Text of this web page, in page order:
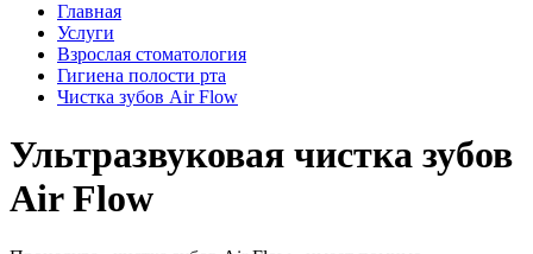
Главная
Услуги
Взрослая стоматология
Гигиена полости рта
Чистка зубов Air Flow
Ультразвуковая чистка зубов
Air Flow